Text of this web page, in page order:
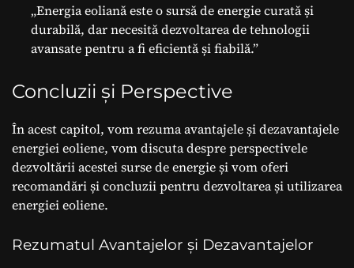
„Energia eoliană este o sursă de energie curată și
durabilă, dar necesită dezvoltarea de tehnologii
avansate pentru a fi eficientă și fiabilă.”
Concluzii și Perspective
În acest capitol, vom rezuma avantajele și dezavantajele
energiei eoliene, vom discuta despre perspectivele
dezvoltării acestei surse de energie și vom oferi
recomandări și concluzii pentru dezvoltarea și utilizarea
energiei eoliene.
Rezumatul Avantajelor și Dezavantajelor